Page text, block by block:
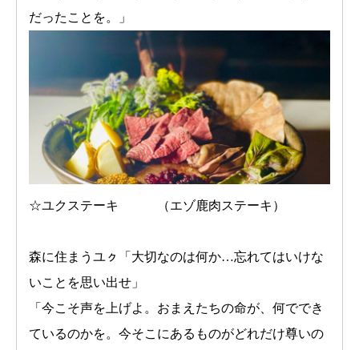
だったことを。」
☆ユクステーキ （エゾ鹿肉ステーキ）
森に住まうユㇰ「大切なのは何か…忘れてはいけな
いことを思い出せ」
「今こそ声を上げよ。おまえたちの命が、何ででき
ているのかを。今そこにあるものがどれだけ尊いの